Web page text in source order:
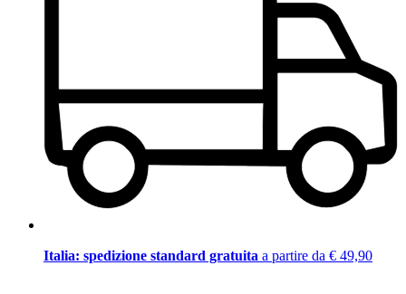
Italia: spedizione standard gratuita a partire da € 49,90